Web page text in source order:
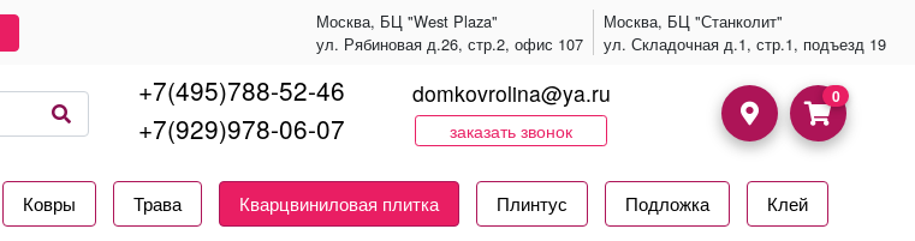
Москва, БЦ "West Plaza"
ул. Рябиновая д.26, стр.2, офис 107
Москва, БЦ "Станколит"
ул. Складочная д.1, стр.1, подъезд 19
+7(495)788-52-46
+7(929)978-06-07
domkovrolina@ya.ru
заказать звонок
0
Ковры Трава Кварцвиниловая плитка Плинтус Подложка Клей